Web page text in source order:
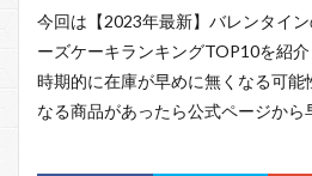
今回は【2023年最新】バレンタイ
ーズケーキランキングTOP10を紹介
時期的に在庫が早めに無くなる可能
なる商品があったら公式ページから